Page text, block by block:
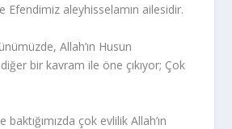
Efendimiz aleyhisselamın ailesidir.
Allah’ın Husun
bir kavram ile öne çıkıyor; Çok
çok evlilik Allah’ın